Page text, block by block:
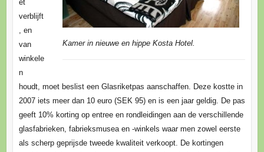
Kamer in nieuwe en hippe Kosta Hotel.
et
verblijft
, en
van
winkele
n
houdt, moet beslist een Glasriketpas aanschaffen. Deze kostte in
2007 iets meer dan 10 euro (SEK 95) en is een jaar geldig. De pas
geeft 10% korting op entree en rondleidingen aan de verschillende
glasfabrieken, fabrieksmusea en -winkels waar men zowel eerste
als scherp geprijsde tweede kwaliteit verkoopt. De kortingen